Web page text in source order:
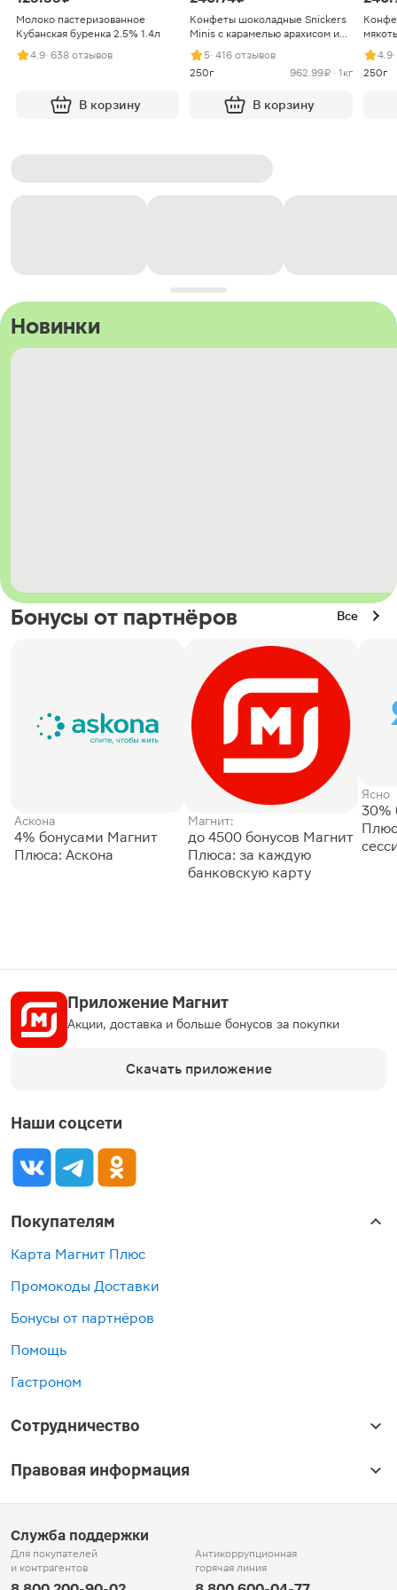
Молоко пастеризованное
Кубанская буренка 2.5% 1.4л
4.9· 638 отзывов
В корзину
Конфеты шоколадные Snickers
Minis с карамелью арахисом и
нугой
5· 416 отзывов
250г
962.99 ₽ · 1кг
В корзину
4.9
250г
Новинки
Бонусы от партнёров Все
Аскона
4% бонусами Магнит
Плюса: Аскона
Магнит:
до 4500 бонусов Магнит
Плюса: за каждую
банковскую карту
Ясно
30%
Приложение Магнит
Акции, доставка и больше бонусов за покупки
Скачать приложение
Наши соцсети
Покупателям
Карта Магнит Плюс
Промокоды Доставки
Бонусы от партнёров
Помощь
Гастроном
Сотрудничество
Правовая информация
Служба поддержки
Для покупателей
и контрагентов
Антикоррупционная
горячая линия